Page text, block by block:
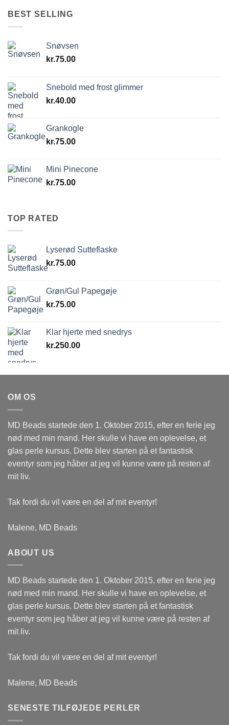
BEST SELLING
Snøvsen
kr.75.00
Snebold med frost glimmer
kr.40.00
Grankogle
kr.75.00
Mini Pinecone
kr.75.00
TOP RATED
Lyserød Sutteflaske
kr.75.00
Grøn/Gul Papegøje
kr.75.00
Klar hjerte med snedrys
kr.250.00
OM OS
MD Beads startede den 1. Oktober 2015, efter en ferie jeg
nød med min mand. Her skulle vi have en oplevelse, et
glas perle kursus. Dette blev starten på et fantastisk
eventyr som jeg håber at jeg vil kunne være på resten af
mit liv.
Tak fordi du vil være en del af mit eventyr!
Malene, MD Beads
ABOUT US
MD Beads startede den 1. Oktober 2015, efter en ferie jeg
nød med min mand. Her skulle vi have en oplevelse, et
glas perle kursus. Dette blev starten på et fantastisk
eventyr som jeg håber at jeg vil kunne være på resten af
mit liv.
Tak fordi du vil være en del af mit eventyr!
Malene, MD Beads
SENESTE TILFØJEDE PERLER